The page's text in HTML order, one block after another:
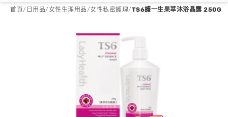
首頁/ 日用品/女性生理用品/女性私密護理/TS6護一生果萃沐浴晶露 250G